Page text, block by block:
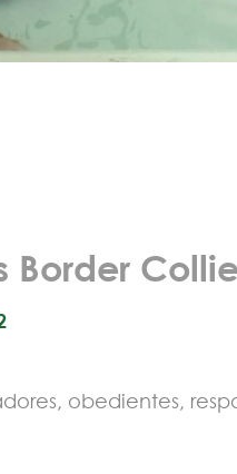
Border Collie
obedientes,